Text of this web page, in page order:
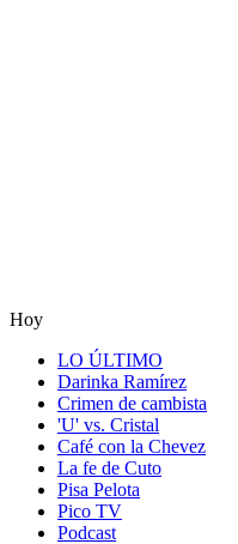
Hoy
LO ÚLTIMO
Darinka Ramírez
Crimen de cambista
'U' vs. Cristal
Café con la Chevez
La fe de Cuto
Pisa Pelota
Pico TV
Podcast